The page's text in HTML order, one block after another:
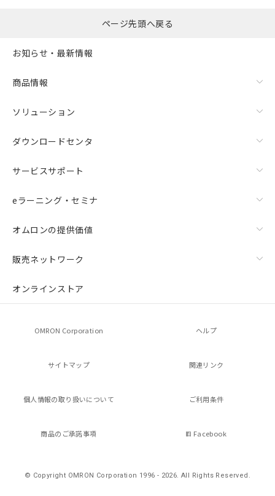
ページ先頭へ戻る
お知らせ・最新情報
商品情報
ソリューション
ダウンロードセンタ
サービスサポート
eラーニング・セミナ
オムロンの提供価値
販売ネットワーク
オンラインストア
OMRON Corporation ヘルプ
サイトマップ 関連リンク
個人情報の取り扱いについて ご利用条件
商品のご承諾事項 Facebook
© Copyright OMRON Corporation 1996 - 2026.All Rights Reserved.